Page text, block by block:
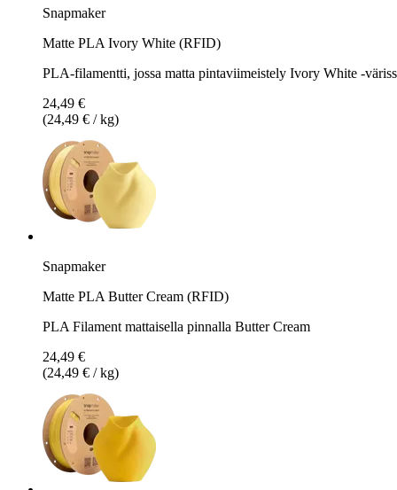
Snapmaker
Matte PLA Ivory White (RFID)
PLA-filamentti, jossa matta pintaviimeistely Ivory White -
24,49 €
(24,49 € / kg)
Snapmaker
Matte PLA Butter Cream (RFID)
PLA Filament mattaisella pinnalla Butter Cream
24,49 €
(24,49 € / kg)